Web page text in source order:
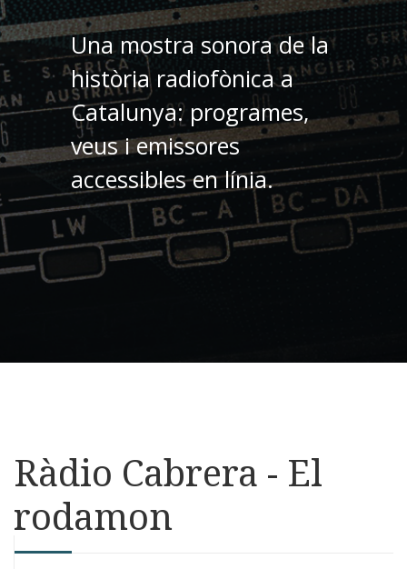
Una mostra sonora de la
història radiofònica a
Catalunya: programes,
veus i emissores
accessibles en línia.
Ràdio Cabrera - El
rodamon